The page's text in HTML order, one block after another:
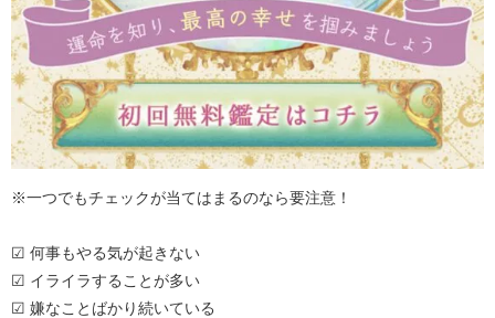
※一つでもチェックが当てはまるのなら要注意！
☑ 何事もやる気が起きない
☑ イライラすることが多い
☑ 嫌なことばかり続いている